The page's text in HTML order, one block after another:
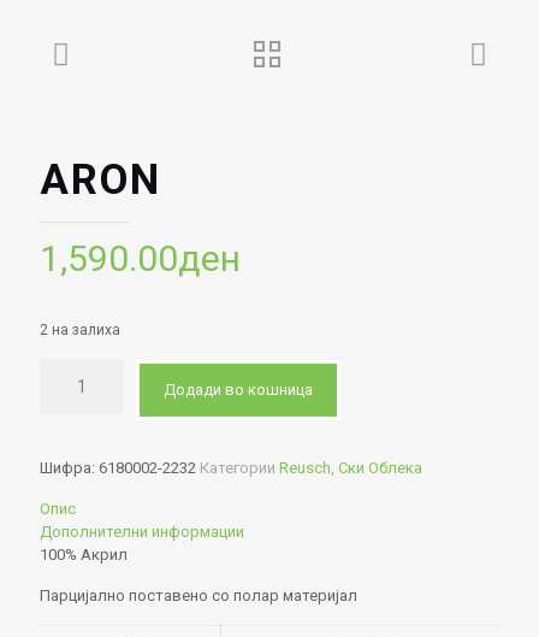
ARON
1,590.00ден
2 на залиха
Додади во кошница
Шифра: 6180002-2232 Категории Reusch, Ски Облека
Опис
Дополнителни информации
100% Акрил
Парцијално поставено со полар материјал